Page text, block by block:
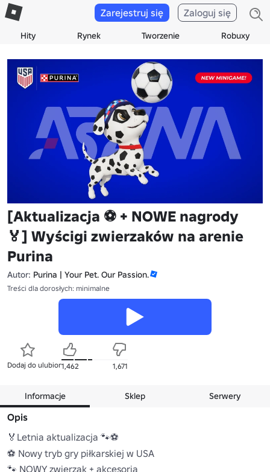
Hity Rynek Tworzenie Robuxy
Zarejestruj się Zaloguj się
[Aktualizacja ⚽️ + NOWE nagrody
🏅] Wyścigi zwierzaków na arenie
Purina
Autor: Purina | Your Pet. Our Passion.
Treści dla dorosłych: minimalne
Dodaj do ulubionych
1,462 1,671
Informacje Sklep Serwery
Opis
🏅Letnia aktualizacja 🐾⚽
⚽ Nowy tryb gry piłkarskiej w USA
🐾 NOWY zwierzak + akcesoria